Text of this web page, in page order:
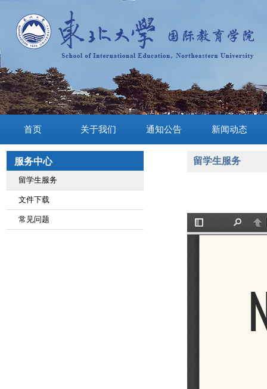
首页 关于我们 通知公告 新闻动态
服务中心
留学生服务
文件下载
常见问题
留学生服务